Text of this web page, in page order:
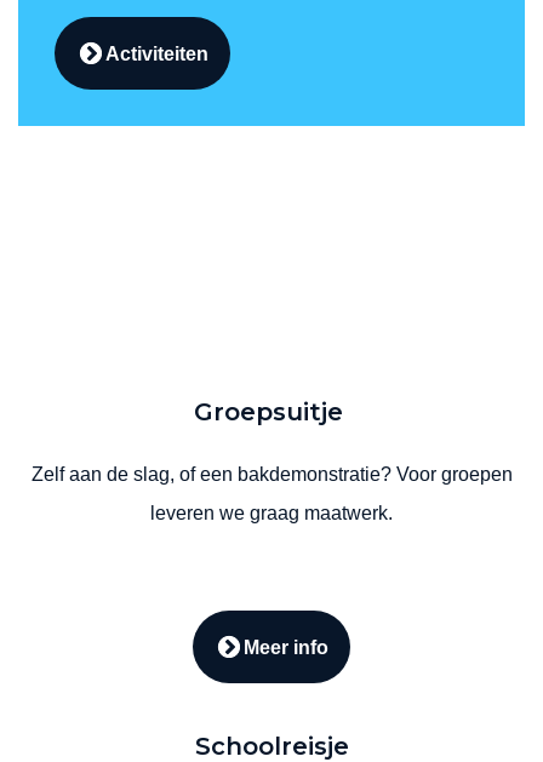
Activiteiten
Groepsuitje
Zelf aan de slag, of een bakdemonstratie? Voor groepen
leveren we graag maatwerk.
Meer info
Schoolreisje